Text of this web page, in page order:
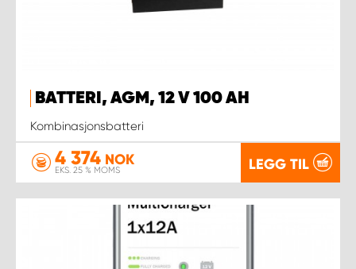
BATTERI, AGM, 12 V 100 AH
Kombinasjonsbatteri
4 374 NOK
EKS. 25 % MOMS LEGG TIL